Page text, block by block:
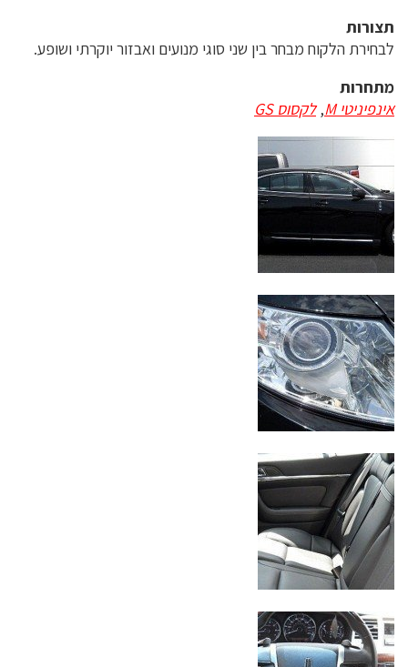
תצורות
לבחירת הלקוח מבחר בין שני סוגי מנועים ואבזור יוקרתי ושופע.
מתחרות
אינפיניטי M
,לקסוס GS